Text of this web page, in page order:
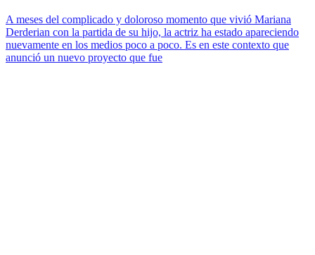
A meses del complicado y doloroso momento que vivió Mariana
Derderian con la partida de su hijo, la actriz ha estado apareciendo
nuevamente en los medios poco a poco. Es en este contexto que
anunció un nuevo proyecto que fue